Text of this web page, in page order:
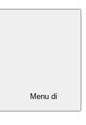
Menu di